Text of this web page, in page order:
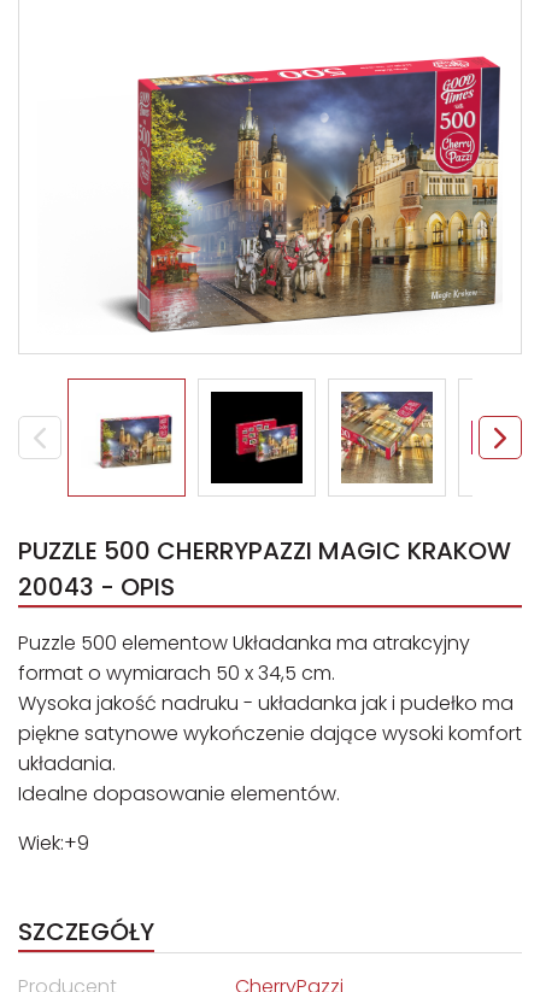
PUZZLE 500 CHERRYPAZZI MAGIC KRAKOW
20043 - OPIS
Puzzle 500 elementow Układanka ma atrakcyjny
format o wymiarach 50 x 34,5 cm.
Wysoka jakość nadruku - układanka jak i pudełko ma
piękne satynowe wykończenie dające wysoki komfort
układania.
Idealne dopasowanie elementów.
Wiek:+9
SZCZEGÓŁY